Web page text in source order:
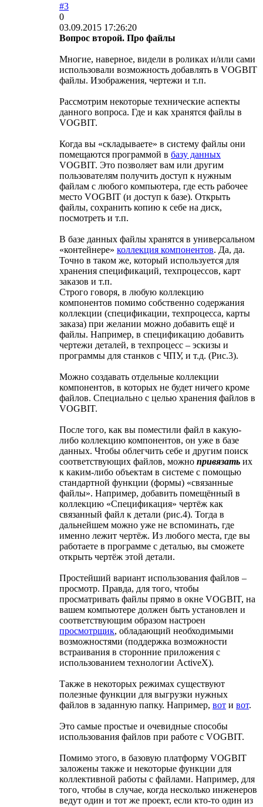
#3
0
03.09.2015 17:26:20
Вопрос второй. Про файлы
Многие, наверное, видели в роликах и/или сами
использовали возможность добавлять в VOGBIT
файлы. Изображения, чертежи и т.п.
Рассмотрим некоторые технические аспекты
данного вопроса. Где и как хранятся файлы в
VOGBIT.
Когда вы «складываете» в систему файлы они
помещаются программой в базу данных
VOGBIT. Это позволяет вам или другим
пользователям получить доступ к нужным
файлам с любого компьютера, где есть рабочее
место VOGBIT (и доступ к базе). Открыть
файлы, сохранить копию к себе на диск,
посмотреть и т.п.
В базе данных файлы хранятся в универсальном
«контейнере» коллекция компонентов. Да, да.
Точно в таком же, который используется для
хранения спецификаций, техпроцессов, карт
заказов и т.п.
Строго говоря, в любую коллекцию
компонентов помимо собственно содержания
коллекции (спецификации, техпроцесса, карты
заказа) при желании можно добавить ещё и
файлы. Например, в спецификацию добавить
чертежи деталей, в техпроцесс – эскизы и
программы для станков с ЧПУ, и т.д. (Рис.3).
Можно создавать отдельные коллекции
компонентов, в которых не будет ничего кроме
файлов. Специально с целью хранения файлов в
VOGBIT.
После того, как вы поместили файл в какую-
либо коллекцию компонентов, он уже в базе
данных. Чтобы облегчить себе и другим поиск
соответствующих файлов, можно привязать их
к каким-либо объектам в системе с помощью
стандартной функции (формы) «связанные
файлы». Например, добавить помещённый в
коллекцию «Спецификация» чертёж как
связанный файл к детали (рис.4). Тогда в
дальнейшем можно уже не вспоминать, где
именно лежит чертёж. Из любого места, где вы
работаете в программе с деталью, вы сможете
открыть чертёж этой детали.
Простейший вариант использования файлов –
просмотр. Правда, для того, чтобы
просматривать файлы прямо в окне VOGBIT, на
вашем компьютере должен быть установлен и
соответствующим образом настроен
просмотрщик, обладающий необходимыми
возможностями (поддержка возможности
встраивания в сторонние приложения с
использованием технологии ActiveX).
Также в некоторых режимах существуют
полезные функции для выгрузки нужных
файлов в заданную папку. Например, вот и вот.
Это самые простые и очевидные способы
использования файлов при работе с VOGBIT.
Помимо этого, в базовую платформу VOGBIT
заложены также и некоторые функции для
коллективной работы с файлами. Например, для
того, чтобы в случае, когда несколько инженеров
ведут один и тот же проект, если кто-то один из